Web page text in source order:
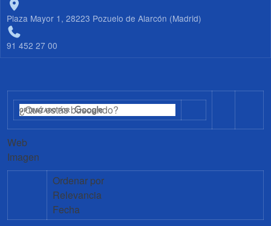
Plaza Mayor 1, 28223 Pozuelo de Alarcón (Madrid)
91 452 27 00
Web
Imagen
Ordenar por
Relevancia
Fecha